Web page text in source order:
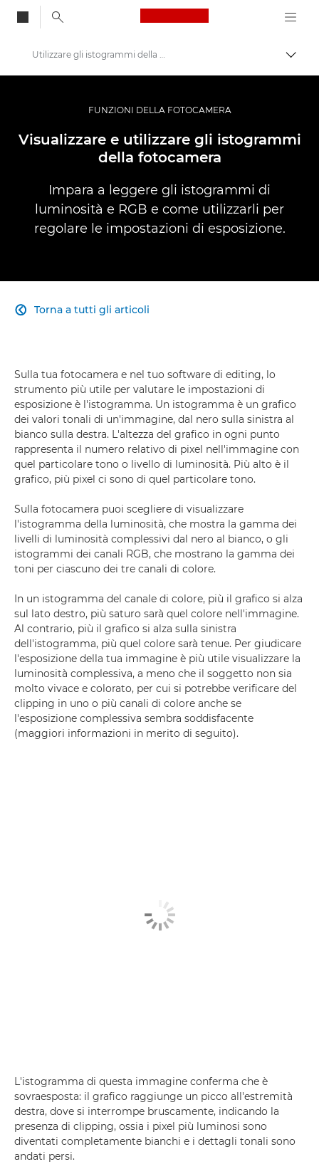
Canon Logo, back
Fotografia e video professionali
Infobank: informazioni utili sulla fotografia
Utilizzare gli istogrammi della fotocamera
FUNZIONI DELLA FOTOCAMERA
Visualizzare e utilizzare gli istogrammi
della fotocamera
Impara a leggere gli istogrammi di
luminosità e RGB e come utilizzarli per
regolare le impostazioni di esposizione.
Torna a tutti gli articoli

Sulla tua fotocamera e nel tuo software di editing, lo
strumento più utile per valutare le impostazioni di
esposizione è l'istogramma. Un istogramma è un grafico
dei valori tonali di un'immagine, dal nero sulla sinistra al
bianco sulla destra. L'altezza del grafico in ogni punto
rappresenta il numero relativo di pixel nell'immagine con
quel particolare tono o livello di luminosità. Più alto è il
grafico, più pixel ci sono di quel particolare tono.
Sulla fotocamera puoi scegliere di visualizzare
l'istogramma della luminosità, che mostra la gamma dei
livelli di luminosità complessivi dal nero al bianco, o gli
istogrammi dei canali RGB, che mostrano la gamma dei
toni per ciascuno dei tre canali di colore.
In un istogramma del canale di colore, più il grafico si alza
sul lato destro, più saturo sarà quel colore nell'immagine.
Al contrario, più il grafico si alza sulla sinistra
dell'istogramma, più quel colore sarà tenue. Per giudicare
l'esposizione della tua immagine è più utile visualizzare la
luminosità complessiva, a meno che il soggetto non sia
molto vivace e colorato, per cui si potrebbe verificare del
clipping in uno o più canali di colore anche se
l'esposizione complessiva sembra soddisfacente
(maggiori informazioni in merito di seguito).
L'istogramma di questa immagine conferma che è
sovraesposta: il grafico raggiunge un picco all'estremità
destra, dove si interrompe bruscamente, indicando la
presenza di clipping, ossia i pixel più luminosi sono
diventati completamente bianchi e i dettagli tonali sono
andati persi.